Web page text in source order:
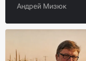
Андрей Мизюк